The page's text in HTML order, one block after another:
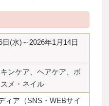
日(水)～2026年1月14日
ンケア、ヘアケア、ボ
メ・ネイル
ィア（SNS・WEBサイ